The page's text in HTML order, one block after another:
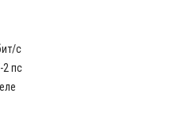
с
2 пс